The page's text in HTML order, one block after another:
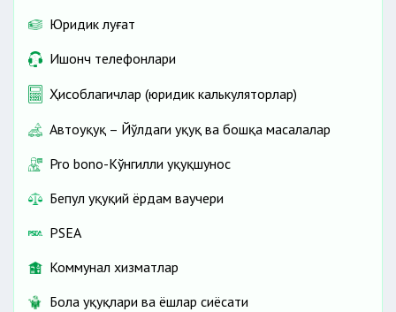
Юридик луғат
Ишонч телефонлари
Ҳисоблагичлар (юридик калькуляторлар)
Автоҳуқуқ – Йўлдаги ҳуқуқ ва бошқа масалалар
Pro bono-Кўнгилли ҳуқуқшунос
Бепул ҳуқуқий ёрдам ваучери
PSEA
Коммунал хизматлар
Бола ҳуқуқлари ва ёшлар сиёсати